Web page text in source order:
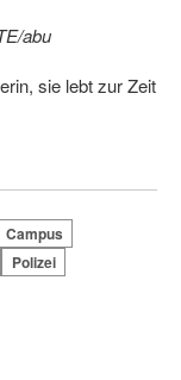
abu
sie lebt zur Zeit
Campus
Polizei